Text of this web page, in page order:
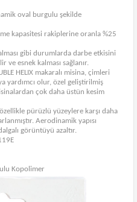
oval burgulu şekilde
kapasitesi rakiplerine oranla %25
gibi durumlarda darbe etkisini
ve esnek kalması sağlanır.
HELIX makaralı misina, çimleri
yardımcı olur, özel geliştirilmiş
çok daha üstün kesim
pürüzlü yüzeylere karşı daha
Aerodinamik yapısı
görüntüyü azaltır.
Kopolimer